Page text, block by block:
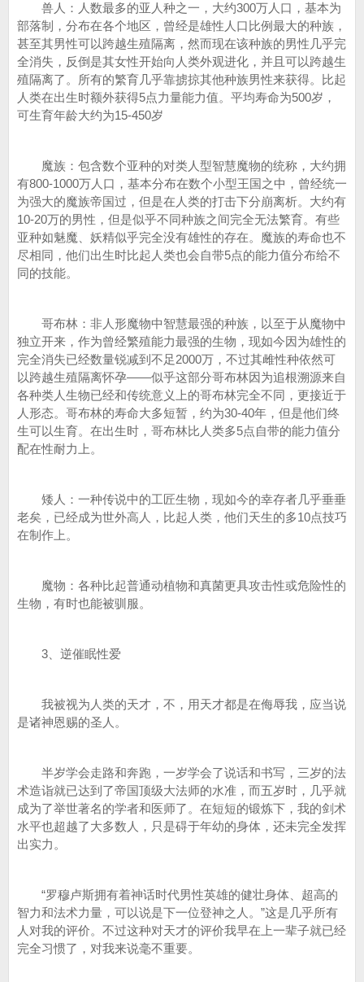
兽人：人数最多的亚人种之一，大约300万人口，基本为
部落制，分布在各个地区，曾经是雄性人口比例最大的种族，
甚至其男性可以跨越生殖隔离，然而现在该种族的男性几乎完
全消失，反倒是其女性开始向人类外观进化，并且可以跨越生
殖隔离了。所有的繁育几乎靠掳掠其他种族男性来获得。比起
人类在出生时额外获得5点力量能力值。平均寿命为500岁，
可生育年龄大约为15-450岁
魔族：包含数个亚种的对类人型智慧魔物的统称，大约拥
有800-1000万人口，基本分布在数个小型王国之中，曾经统一
为强大的魔族帝国过，但是在人类的打击下分崩离析。大约有
10-20万的男性，但是似乎不同种族之间完全无法繁育。有些
亚种如魅魔、妖精似乎完全没有雄性的存在。魔族的寿命也不
尽相同，他们出生时比起人类也会自带5点的能力值分布给不
同的技能。
哥布林：非人形魔物中智慧最强的种族，以至于从魔物中
独立开来，作为曾经繁殖能力最强的生物，现如今因为雄性的
完全消失已经数量锐减到不足2000万，不过其雌性种依然可
以跨越生殖隔离怀孕——似乎这部分哥布林因为追根溯源来自
各种类人生物已经和传统意义上的哥布林完全不同，更接近于
人形态。哥布林的寿命大多短暂，约为30-40年，但是他们终
生可以生育。在出生时，哥布林比人类多5点自带的能力值分
配在性耐力上。
矮人：一种传说中的工匠生物，现如今的幸存者几乎垂垂
老矣，已经成为世外高人，比起人类，他们天生的多10点技巧
在制作上。
魔物：各种比起普通动植物和真菌更具攻击性或危险性的
生物，有时也能被驯服。
3、逆催眠性爱
我被视为人类的天才，不，用天才都是在侮辱我，应当说
是诸神恩赐的圣人。
半岁学会走路和奔跑，一岁学会了说话和书写，三岁的法
术造诣就已达到了帝国顶级大法师的水准，而五岁时，几乎就
成为了举世著名的学者和医师了。在短短的锻炼下，我的剑术
水平也超越了大多数人，只是碍于年幼的身体，还未完全发挥
出实力。
“罗穆卢斯拥有着神话时代男性英雄的健壮身体、超高的
智力和法术力量，可以说是下一位登神之人。”这是几乎所有
人对我的评价。不过这种对天才的评价我早在上一辈子就已经
完全习惯了，对我来说毫不重要。